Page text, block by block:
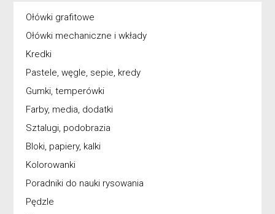
Ołówki grafitowe
Ołówki mechaniczne i wkłady
Kredki
Pastele, węgle, sepie, kredy
Gumki, temperówki
Farby, media, dodatki
Sztalugi, podobrazia
Bloki, papiery, kalki
Kolorowanki
Poradniki do nauki rysowania
Pędzle